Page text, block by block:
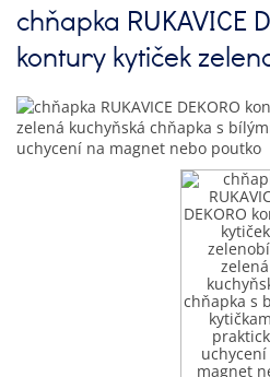
chňapka RUKAVICE
kontury kytiček